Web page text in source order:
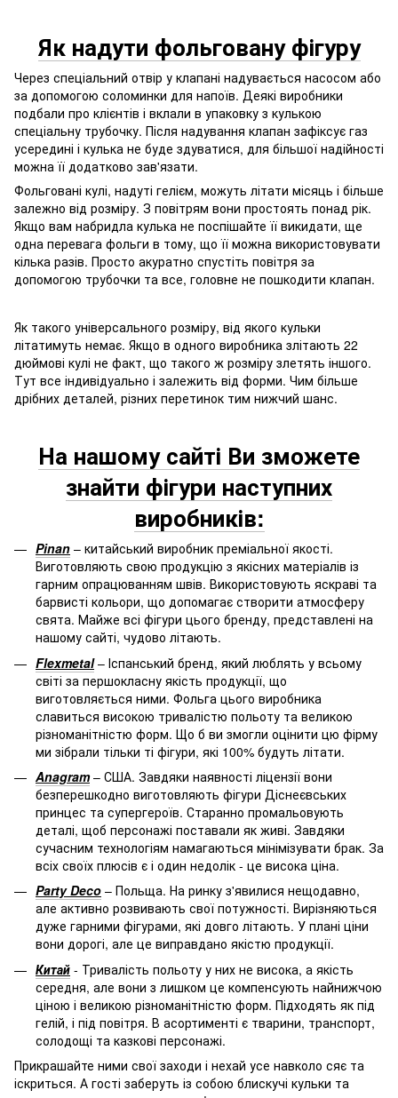
Як надути фольговану фігуру
Через спеціальний отвір у клапані надувається насосом або
за допомогою соломинки для напоїв. Деякі виробники
подбали про клієнтів і вклали в упаковку з кулькою
спеціальну трубочку. Після надування клапан зафіксує газ
усередині і кулька не буде здуватися, для більшої надійності
можна її додатково зав'язати.
Фольговані кулі, надуті гелієм, можуть літати місяць і більше
залежно від розміру. З повітрям вони простоять понад рік.
Якщо вам набридла кулька не поспішайте її викидати, ще
одна перевага фольги в тому, що її можна використовувати
кілька разів. Просто акуратно спустіть повітря за
допомогою трубочки та все, головне не пошкодити клапан.
Як такого універсального розміру, від якого кульки
літатимуть немає. Якщо в одного виробника злітають 22
дюймові кулі не факт, що такого ж розміру злетять іншого.
Тут все індивідуально і залежить від форми. Чим більше
дрібних деталей, різних перетинок тим нижчий шанс.
На нашому сайті Ви зможете
знайти фігури наступних
виробників:
Pinan – китайський виробник преміальної якості.
Виготовляють свою продукцію з якісних матеріалів із
гарним опрацюванням швів. Використовують яскраві та
барвисті кольори, що допомагає створити атмосферу
свята. Майже всі фігури цього бренду, представлені на
нашому сайті, чудово літають.
Flexmetal– Іспанський бренд, який люблять у всьому
світі за першокласну якість продукції, що
виготовляється ними. Фольга цього виробника
славиться високою тривалістю польоту та великою
різноманітністю форм. Що б ви змогли оцінити цю фірму
ми зібрали тільки ті фігури, які 100% будуть літати.
Anagram– США. Завдяки наявності ліцензії вони
безперешкодно виготовляють фігури Діснеєвських
принцес та супергероїв. Старанно промальовують
деталі, щоб персонажі поставали як живі. Завдяки
сучасним технологіям намагаються мінімізувати брак. За
всіх своїх плюсів є і один недолік - це висока ціна.
Party Deco – Польща. На ринку з'явилися нещодавно,
але активно розвивають свої потужності. Вирізняються
дуже гарними фігурами, які довго літають. У плані ціни
вони дорогі, але це виправдано якістю продукції.
Китай - Тривалість польоту у них не висока, а якість
середня, але вони з лишком це компенсують найнижчою
ціною і великою різноманітністю форм. Підходять як під
гелій, і під повітря. В асортименті є тварини, транспорт,
солодощі та казкові персонажі.
Прикрашайте ними свої заходи і нехай усе навколо сяє та
іскриться. А гості заберуть із собою блискучі кульки та